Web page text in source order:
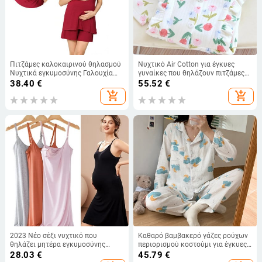
Πιτζάμες καλοκαιρινού θηλασμού
Νυχτικά εγκυμοσύνης Γαλουχία
Θηλασμός Νοσηλευτικά Πυζά
38.40 €
add_shopping_cart
Νυχτικό Air Cotton για έγκυες
γυναίκες που θηλάζουν πιτζάμες
για θηλάζουσες μητέρες Πυτζάμες
Φθινοπωρινό χειμερινό κοστούμι
εγκυμοσύνης
55.52 €
add_shopping_cart
2023 Νέο σέξι νυχτικό που
θηλάζει μητέρα εγκυμοσύνης
Κομψό φόρεμα νοσηλευτικής
28.03 €
Καθαρό βαμβακερό γάζες ρούχων
περιορισμού κοστούμι για έγκυες
γυναίκες Σετ πιτζάμες βαμβακερό
45.79 €